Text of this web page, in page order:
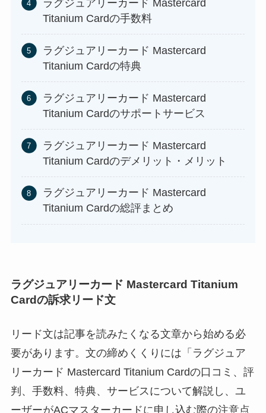
ラグジュアリーカード Mastercard
Titanium Cardの手数料
ラグジュアリーカード Mastercard
Titanium Cardの特典
ラグジュアリーカード Mastercard
Titanium Cardのサポートサービス
ラグジュアリーカード Mastercard
Titanium Cardのデメリット・メリット
ラグジュアリーカード Mastercard
Titanium Cardの総評まとめ
ラグジュアリーカード Mastercard Titanium
Cardの訴求リード文
リード文は記事を読みたくなる文章から始める必
要があります。文の締めくくりには「ラグジュア
リーカード Mastercard Titanium Cardの口コミ、評
判、手数料、特典、サービスについて解説し、ユ
ーザーがACマスターカードに申し込む際の注意点